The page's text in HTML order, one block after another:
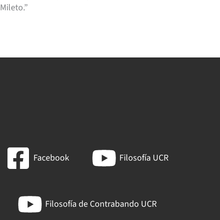
Facebook Filosofía UCR
Filosofía de Contrabando UCR